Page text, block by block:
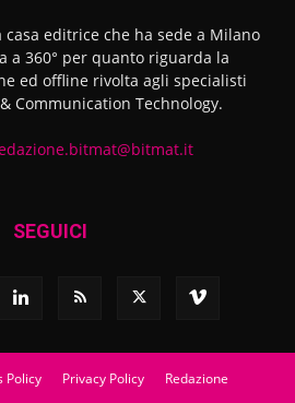
casa editrice che ha sede a Milano
a 360° per quanto riguarda la
ed offline rivolta agli specialisti
Communication Technology.
SEGUICI
Policy Privacy Policy Redazione